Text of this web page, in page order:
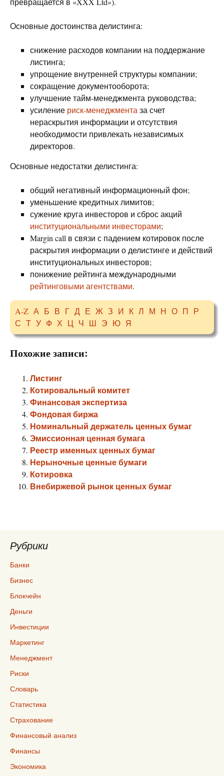
Основные достоинства делистинга:
снижение расходов компании на поддержание
листинга;
упрощение внутренней структуры компании;
сокращение документооборота;
улучшение тайм-менеджмента руководства;
усиление риск-менеджмента за счет
нераскрытия информации и отсутствия
необходимости привлекать независимых
директоров.
Основные недостатки делистинга:
общий негативный информационный фон;
уменьшение кредитных лимитов;
сужение круга инвесторов и сброс акций
институциональными инвесторами;
Margin call в связи с падением котировок после
раскрытия информации о делистинге и действий
институциональных инвесторов;
понижение рейтинга международными
рейтинговыми агентствами.
A-Z А Б В Г Д Е Ж З И К Л М Н О П Р
С Т У Ф Х Ц Ч Ш Э Ю Я
Похожие записи:
Листинг
Котировальный комитет
Финансовая экспертиза
Фондовая биржа
Номинальный держатель ценных бумаг
Эмиссионная ценная бумага
Реестр именных ценных бумаг
Нерыночные ценные бумаги
Котировка
Внебиржевой рынок ценных бумаг
Рубрики
Банки
Бизнес
Блокчейн
Деньги
Инвестиции
Маркетинг
Менеджмент
Риски
Словарь
Статистика
Страхование
Финансовый анализ
Финансы
Экономика